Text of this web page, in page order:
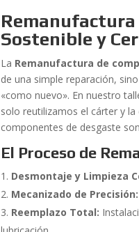
Remanufactura
Sostenible y
La Remanufactura de
de una simple reparación,
«como nuevo». En nuestro
solo reutilizamos el cárter y
componentes de desgaste
El Proceso de
Desmontaje y Limpieza
Mecanizado de Precisión:
Reemplazo Total: